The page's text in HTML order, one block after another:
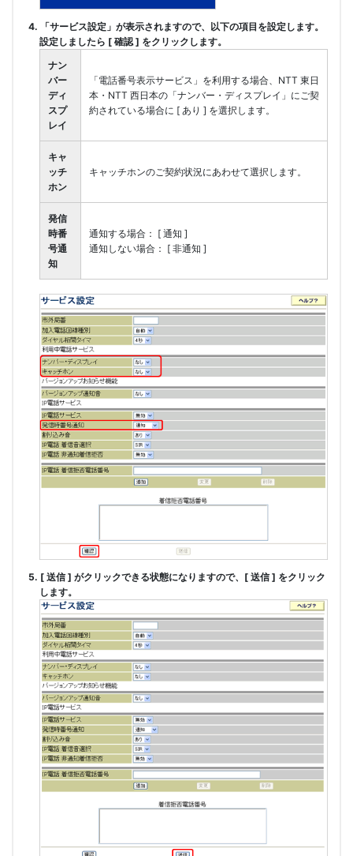
4. 「サービス設定」が表示されますので、以下の項目を設定します。
設定しましたら [ 確認 ] をクリックします。
ナン
バー
ディ
スプ
レイ
「電話番号表示サービス」を利用する場合、NTT 東日
本・NTT 西日本の「ナンバー・ディスプレイ」にご契
約されている場合に [ あり ] を選択します。
キャ
ッチ
ホン
キャッチホンのご契約状況にあわせて選択します。
発信
時番
号通
知
通知する場合： [ 通知 ]
通知しない場合： [ 非通知 ]
5. [ 送信 ] がクリックできる状態になりますので、[ 送信 ] をクリック
します。